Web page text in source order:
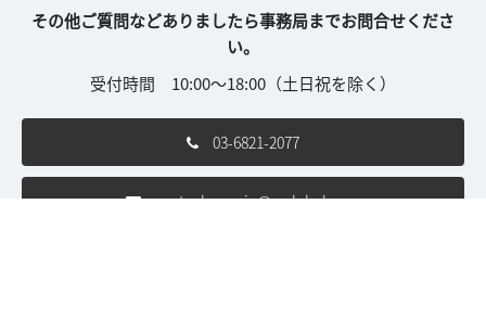
その他ご質問などありましたら事務局までお問合せくださ
い。
受付時間 10:00～18:00（土日祝を除く）
03-6821-2077
nextech-con.jp@rxglobal.com